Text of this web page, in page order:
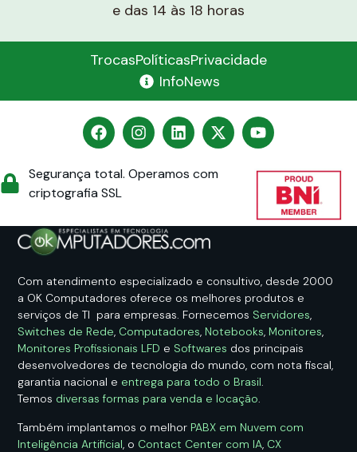
e das 14 às 18 horas
TrocasPolíticasPrivacidade
InfoNews
Segurança total. Operamos com
criptografia SSL
Com atendimento especializado e consultivo, desde 2000
a OK Computadores oferece os melhores produtos e
serviços de TI para empresas. Fornecemos Servidores,
Switches de Rede, Computadores, Notebooks, Monitores,
Monitores Profissionais LFD e Softwares dos principais
desenvolvedores de tecnologia do mundo, com nota fiscal,
garantia nacional e entrega para todo o Brasil.
Temos diversas formas para venda e locação.
Também implantamos o melhor PABX em Nuvem com
Inteligência Artificial , o Contact Center com IA CX